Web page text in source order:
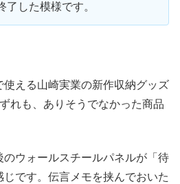
了した模様です。
使える山崎実業の新作収納グッズ
れも、ありそうでなかった商品
ウォールスチールパネルが「待
です。伝言メモを挟んでおいた